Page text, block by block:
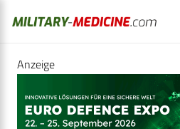
Anzeige